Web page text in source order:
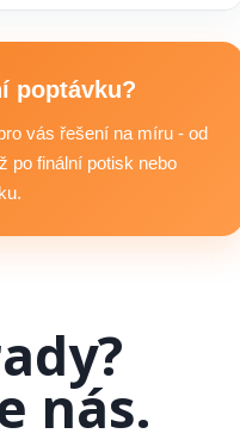
a vašeho rozpočtu.
připravíme
poptávku?
vás řešení na míru - od
po finální potisk nebo
nás.